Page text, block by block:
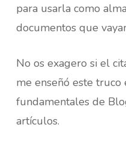
para usarla como
documentos que
No os exagero si el
me enseñó este truco
fundamentales de
artículos.